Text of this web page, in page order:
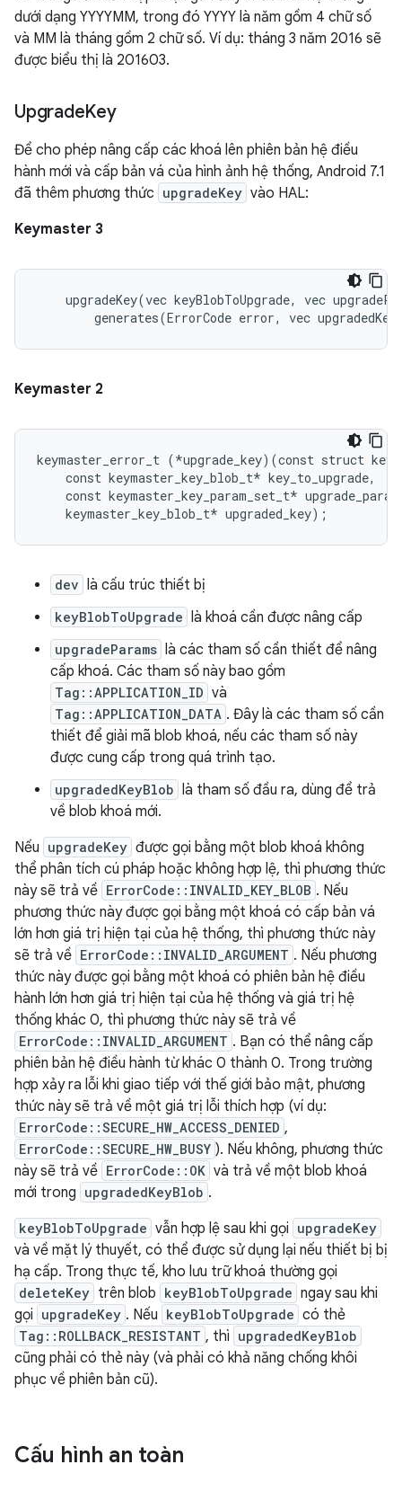
dưới dạng YYYYMM, trong đó YYYY là năm gồm 4 chữ số
và MM là tháng gồm 2 chữ số. Ví dụ: tháng 3 năm 2016 sẽ
được biểu thị là 201603.
UpgradeKey
Để cho phép nâng cấp các khoá lên phiên bản hệ điều
hành mới và cấp bản vá của hình ảnh hệ thống, Android 7.1
đã thêm phương thức upgradeKey vào HAL:
Keymaster 3
upgradeKey(vec keyBlobToUpgrade, vec
Keymaster 2
keymaster_error_t (*upgrade_key)(const struct
    const keymaster_key_blob_t* key_to_upgrade,
const keymaster_key_param_set_t*
dev là cấu trúc thiết bị
keyBlobToUpgrade là khoá cần được nâng cấp
upgradeParams là các tham số cần thiết để nâng
cấp khoá. Các tham số này bao gồm
Tag::APPLICATION_ID và
Tag::APPLICATION_DATA . Đây là các tham số cần
thiết để giải mã blob khoá, nếu các tham số này
được cung cấp trong quá trình tạo.
upgradedKeyBlob là tham số đầu ra, dùng để trả
về blob khoá mới.
Nếu upgradeKey được gọi bằng một blob khoá không
thể phân tích cú pháp hoặc không hợp lệ, thì phương thức
này sẽ trả về ErrorCode::INVALID_KEY_BLOB . Nếu
phương thức này được gọi bằng một khoá có cấp bản vá
lớn hơn giá trị hiện tại của hệ thống, thì phương thức này
sẽ trả về ErrorCode::INVALID_ARGUMENT . Nếu phương
thức này được gọi bằng một khoá có phiên bản hệ điều
hành lớn hơn giá trị hiện tại của hệ thống và giá trị hệ
thống khác 0, thì phương thức này sẽ trả về
ErrorCode::INVALID_ARGUMENT . Bạn có thể nâng cấp
phiên bản hệ điều hành từ khác 0 thành 0. Trong trường
hợp xảy ra lỗi khi giao tiếp với thế giới bảo mật, phương
thức này sẽ trả về một giá trị lỗi thích hợp (ví dụ:
ErrorCode::SECURE_HW_ACCESS_DENIED ,
ErrorCode::SECURE_HW_BUSY ). Nếu không, phương thức
này sẽ trả về ErrorCode::OK và trả về một blob khoá
mới trong upgradedKeyBlob .
keyBlobToUpgrade vẫn hợp lệ sau khi gọi upgradeKey
và về mặt lý thuyết, có thể được sử dụng lại nếu thiết bị bị
hạ cấp. Trong thực tế, kho lưu trữ khoá thường gọi
deleteKey trên blob keyBlobToUpgrade ngay sau khi
gọi upgradeKey . Nếu keyBlobToUpgrade có thẻ
Tag::ROLLBACK_RESISTANT , thì upgradedKeyBlob
cũng phải có thẻ này (và phải có khả năng chống khôi
phục về phiên bản cũ).
Cấu hình an toàn